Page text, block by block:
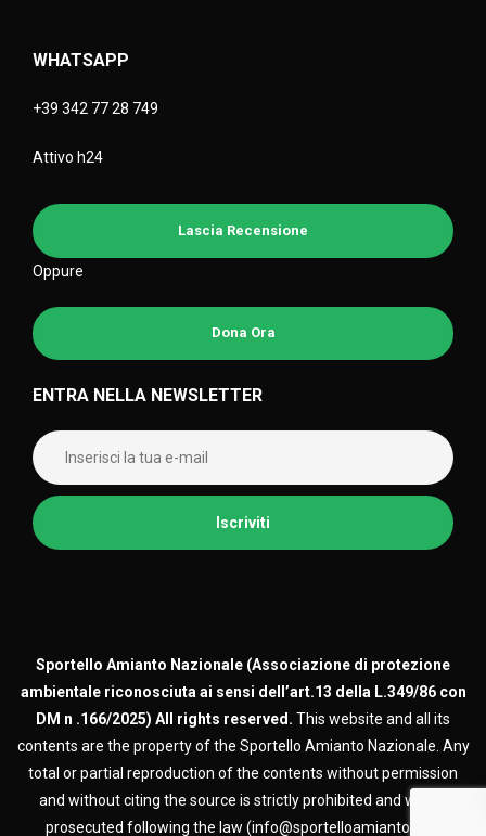
WHATSAPP
+39 342 77 28 749
Attivo h24
Lascia Recensione
Oppure
Dona Ora
ENTRA NELLA NEWSLETTER
Sportello Amianto Nazionale (Associazione di protezione
ambientale riconosciuta ai sensi dell’art.13 della L.349/86 con
DM n .166/2025) All rights reserved. This website and all its
contents are the property of the Sportello Amianto Nazionale. Any
total or partial reproduction of the contents without permission
and without citing the source is strictly prohibited and will be
prosecuted following the law (info@sportelloamianto.org)